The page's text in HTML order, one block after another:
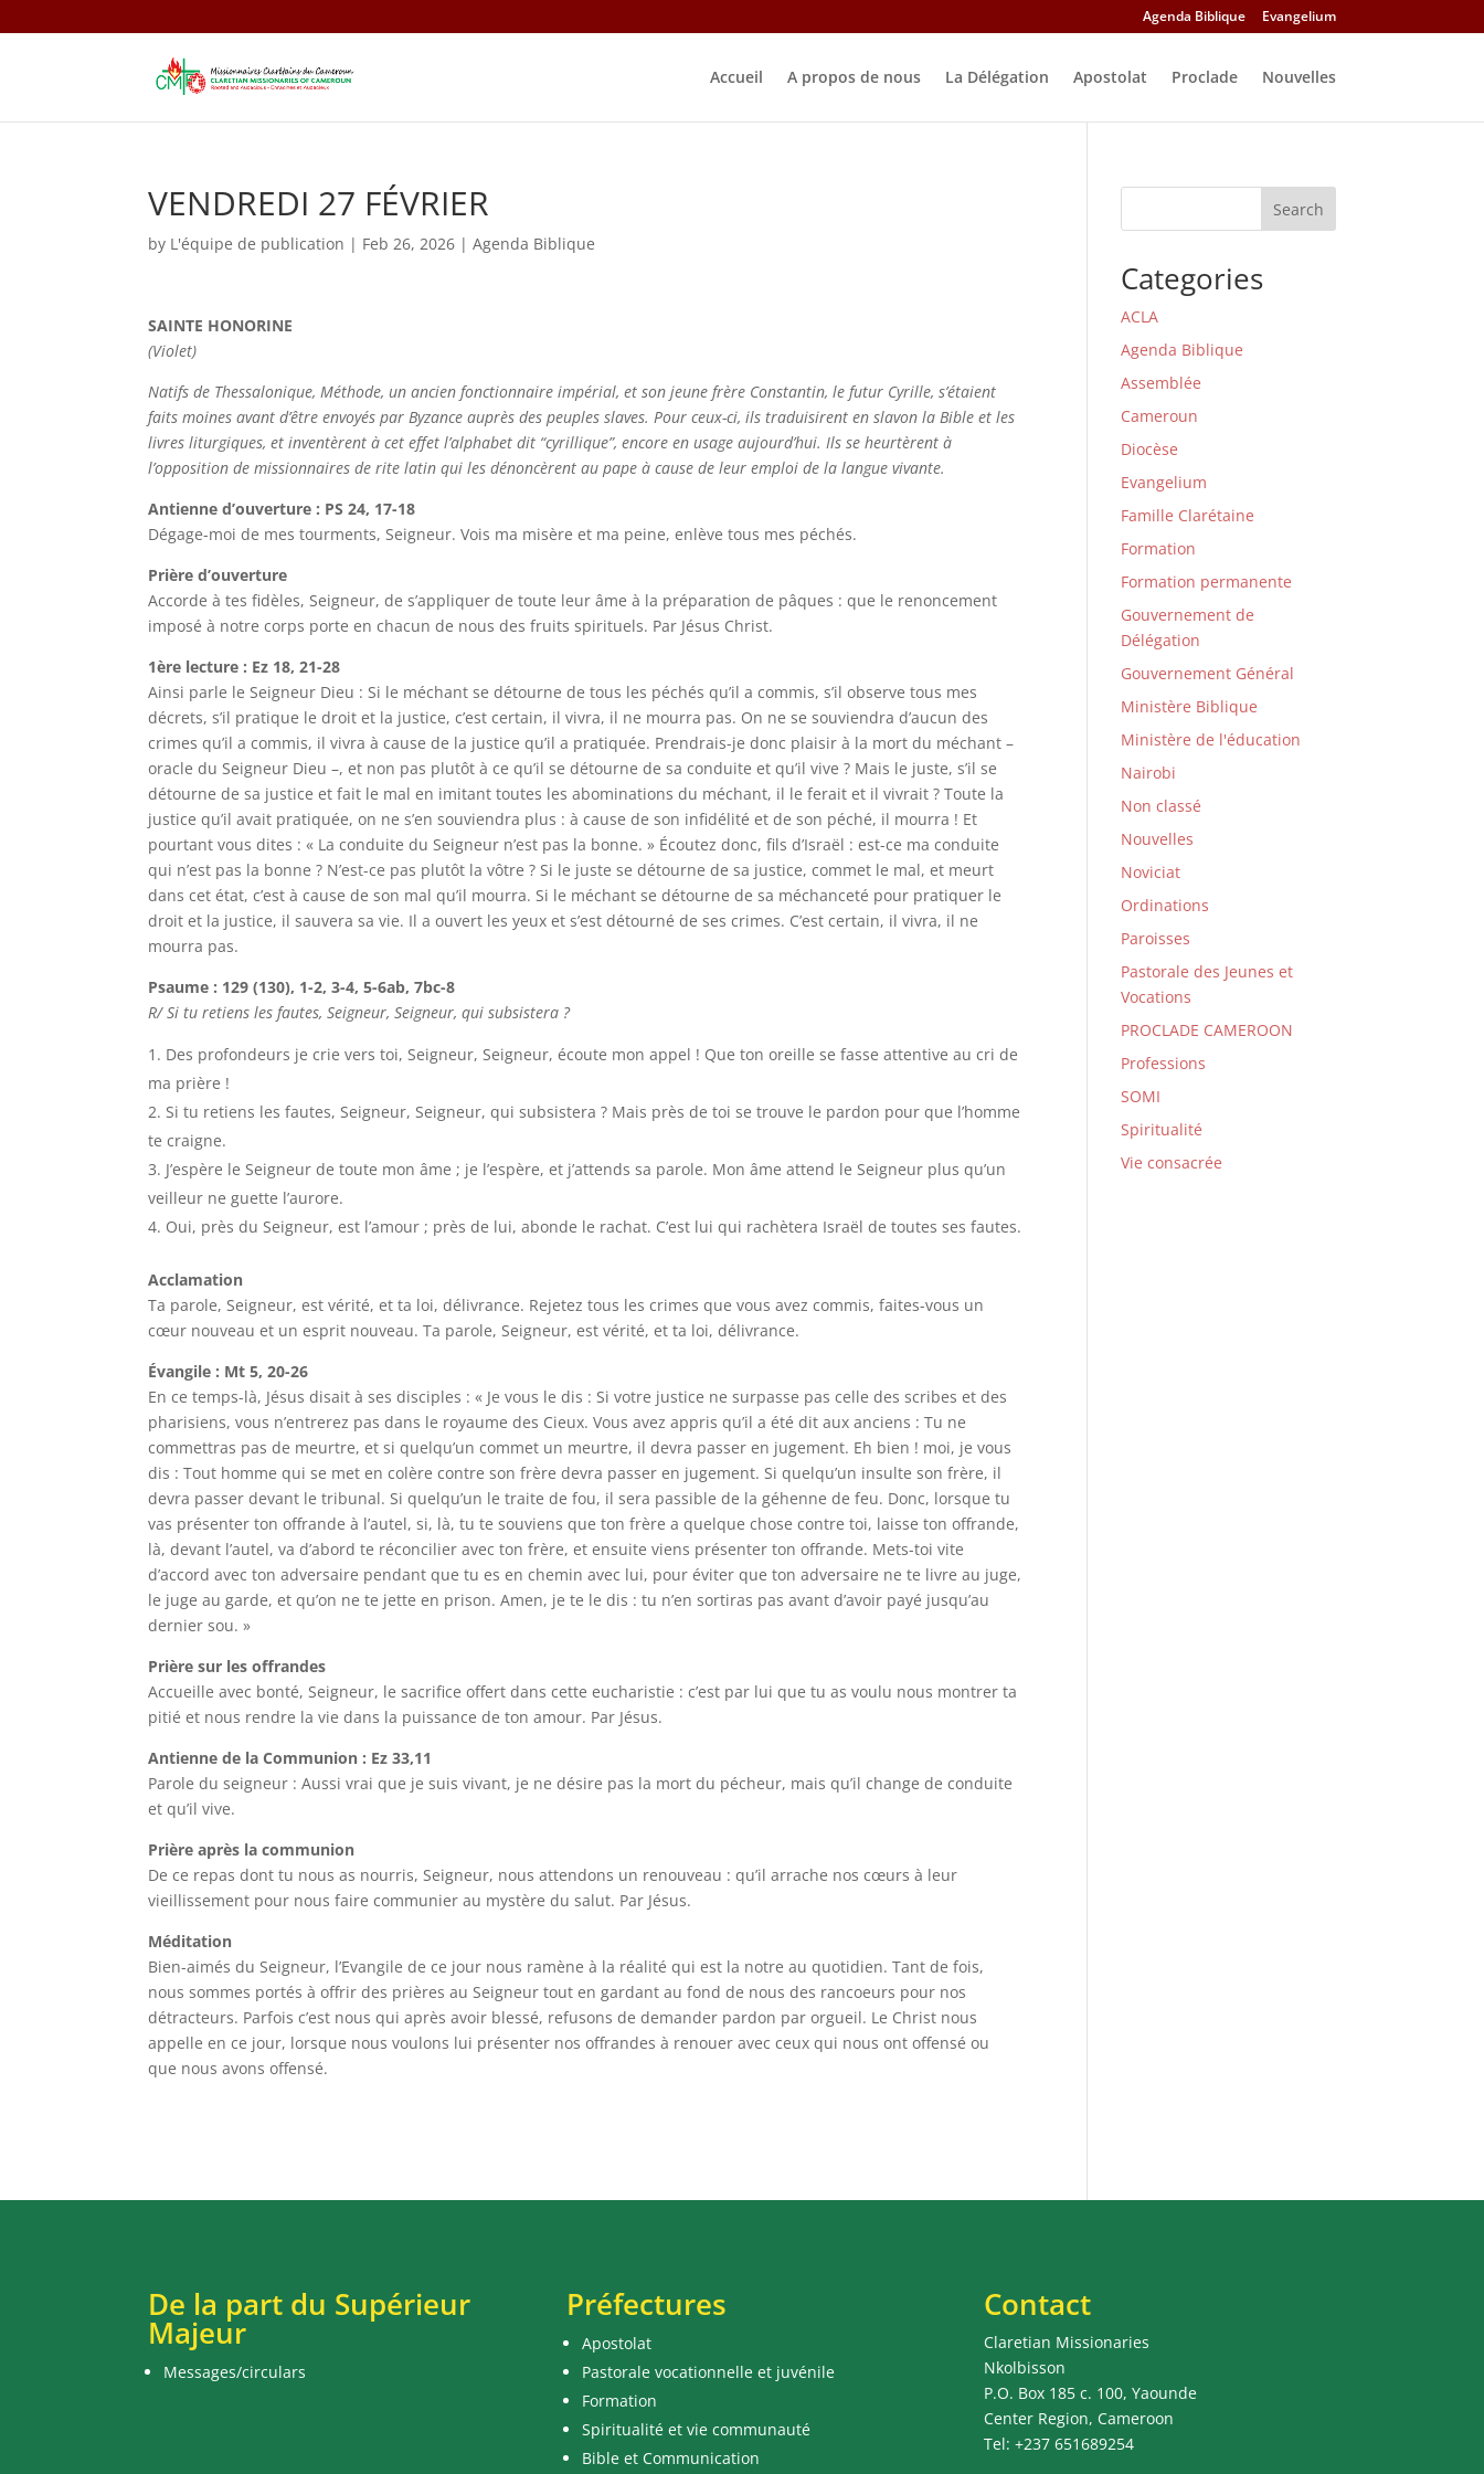
Agenda Biblique Evangelium
Accueil A propos de nous La Délégation Apostolat Proclade Nouvelles
VENDREDI 27 FÉVRIER
by L'équipe de publication | Feb 26, 2026 |Agenda Biblique
SAINTE HONORINE
(Violet)
Natifs de Thessalonique, Méthode, un ancien fonctionnaire impérial, et son jeune frère Constantin, le futur Cyrille, s’étaient
faits moines avant d’être envoyés par Byzance auprès des peuples slaves. Pour ceux-ci, ils traduisirent en slavon la Bible et les
livres liturgiques, et inventèrent à cet effet l’alphabet dit “cyrillique”, encore en usage aujourd’hui. Ils se heurtèrent à
l’opposition de missionnaires de rite latin qui les dénoncèrent au pape à cause de leur emploi de la langue vivante.
Antienne d’ouverture : PS 24, 17-18
Dégage-moi de mes tourments, Seigneur. Vois ma misère et ma peine, enlève tous mes péchés.
Prière d’ouverture
Accorde à tes fidèles, Seigneur, de s’appliquer de toute leur âme à la préparation de pâques : que le renoncement
imposé à notre corps porte en chacun de nous des fruits spirituels. Par Jésus Christ.
1ère lecture : Ez 18, 21-28
Ainsi parle le Seigneur Dieu : Si le méchant se détourne de tous les péchés qu’il a commis, s’il observe tous mes
décrets, s’il pratique le droit et la justice, c’est certain, il vivra, il ne mourra pas. On ne se souviendra d’aucun des
crimes qu’il a commis, il vivra à cause de la justice qu’il a pratiquée. Prendrais-je donc plaisir à la mort du méchant –
oracle du Seigneur Dieu –, et non pas plutôt à ce qu’il se détourne de sa conduite et qu’il vive ? Mais le juste, s’il se
détourne de sa justice et fait le mal en imitant toutes les abominations du méchant, il le ferait et il vivrait ? Toute la
justice qu’il avait pratiquée, on ne s’en souviendra plus : à cause de son infidélité et de son péché, il mourra ! Et
pourtant vous dites : « La conduite du Seigneur n’est pas la bonne. » Écoutez donc, fils d’Israël : est-ce ma conduite
qui n’est pas la bonne ? N’est-ce pas plutôt la vôtre ? Si le juste se détourne de sa justice, commet le mal, et meurt
dans cet état, c’est à cause de son mal qu’il mourra. Si le méchant se détourne de sa méchanceté pour pratiquer le
droit et la justice, il sauvera sa vie. Il a ouvert les yeux et s’est détourné de ses crimes. C’est certain, il vivra, il ne
mourra pas.
Psaume : 129 (130), 1-2, 3-4, 5-6ab, 7bc-8
R/ Si tu retiens les fautes, Seigneur, Seigneur, qui subsistera ?
Des profondeurs je crie vers toi, Seigneur, Seigneur, écoute mon appel ! Que ton oreille se fasse attentive au cri de
ma prière !
Si tu retiens les fautes, Seigneur, Seigneur, qui subsistera ? Mais près de toi se trouve le pardon pour que l’homme
te craigne.
J’espère le Seigneur de toute mon âme ; je l’espère, et j’attends sa parole. Mon âme attend le Seigneur plus qu’un
veilleur ne guette l’aurore.
Oui, près du Seigneur, est l’amour ; près de lui, abonde le rachat. C’est lui qui rachètera Israël de toutes ses fautes.
Acclamation
Ta parole, Seigneur, est vérité, et ta loi, délivrance. Rejetez tous les crimes que vous avez commis, faites-vous un
cœur nouveau et un esprit nouveau. Ta parole, Seigneur, est vérité, et ta loi, délivrance.
Évangile : Mt 5, 20-26
En ce temps-là, Jésus disait à ses disciples : « Je vous le dis : Si votre justice ne surpasse pas celle des scribes et des
pharisiens, vous n’entrerez pas dans le royaume des Cieux. Vous avez appris qu’il a été dit aux anciens : Tu ne
commettras pas de meurtre, et si quelqu’un commet un meurtre, il devra passer en jugement. Eh bien ! moi, je vous
dis : Tout homme qui se met en colère contre son frère devra passer en jugement. Si quelqu’un insulte son frère, il
devra passer devant le tribunal. Si quelqu’un le traite de fou, il sera passible de la géhenne de feu. Donc, lorsque tu
vas présenter ton offrande à l’autel, si, là, tu te souviens que ton frère a quelque chose contre toi, laisse ton offrande,
là, devant l’autel, va d’abord te réconcilier avec ton frère, et ensuite viens présenter ton offrande. Mets-toi vite
d’accord avec ton adversaire pendant que tu es en chemin avec lui, pour éviter que ton adversaire ne te livre au juge,
le juge au garde, et qu’on ne te jette en prison. Amen, je te le dis : tu n’en sortiras pas avant d’avoir payé jusqu’au
dernier sou. »
Prière sur les offrandes
Accueille avec bonté, Seigneur, le sacrifice offert dans cette eucharistie : c’est par lui que tu as voulu nous montrer ta
pitié et nous rendre la vie dans la puissance de ton amour. Par Jésus.
Antienne de la Communion : Ez 33,11
Parole du seigneur : Aussi vrai que je suis vivant, je ne désire pas la mort du pécheur, mais qu’il change de conduite
et qu’il vive.
Prière après la communion
De ce repas dont tu nous as nourris, Seigneur, nous attendons un renouveau : qu’il arrache nos cœurs à leur
vieillissement pour nous faire communier au mystère du salut. Par Jésus.
Méditation
Bien-aimés du Seigneur, l’Evangile de ce jour nous ramène à la réalité qui est la notre au quotidien. Tant de fois,
nous sommes portés à offrir des prières au Seigneur tout en gardant au fond de nous des rancoeurs pour nos
détracteurs. Parfois c’est nous qui après avoir blessé, refusons de demander pardon par orgueil. Le Christ nous
appelle en ce jour, lorsque nous voulons lui présenter nos offrandes à renouer avec ceux qui nous ont offensé ou
que nous avons offensé.
Search
Categories
ACLA
Agenda Biblique
Assemblée
Cameroun
Diocèse
Evangelium
Famille Clarétaine
Formation
Formation permanente
Gouvernement de
Délégation
Gouvernement Général
Ministère Biblique
Ministère de l'éducation
Nairobi
Non classé
Nouvelles
Noviciat
Ordinations
Paroisses
Pastorale des Jeunes et
Vocations
PROCLADE CAMEROON
Professions
SOMI
Spiritualité
Vie consacrée
De la part du Supérieur
Majeur
Messages/circulars
Préfectures
Apostolat
Pastorale vocationnelle et juvénile
Formation
Spiritualité et vie communauté
Bible et Communication
Contact
Claretian Missionaries
Nkolbisson
P.O. Box 185 c. 100, Yaounde
Center Region, Cameroon
Tel: +237 651689254